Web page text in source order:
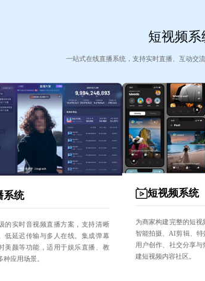
短视频
一站式在线直播系统，支持实时直播、互动交
系统
的实时音视频直播方案，支持清晰
低延迟传输与多人在线。集成弹幕
美颜等功能，适用于娱乐直播、教
种应用场景。
短视频系统
为商家构建完整的短
智能拍摄、AI剪辑、
用户创作、社交分享
建短视频内容社区。